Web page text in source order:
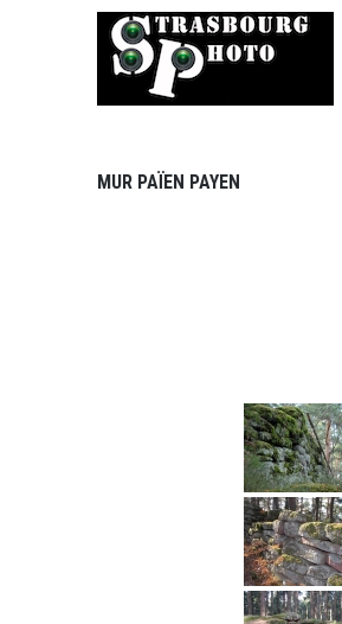
MUR PAÏEN PAYEN